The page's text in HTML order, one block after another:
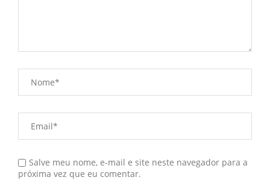
Salve meu nome, e-mail e site neste navegador para a
próxima vez que eu comentar.